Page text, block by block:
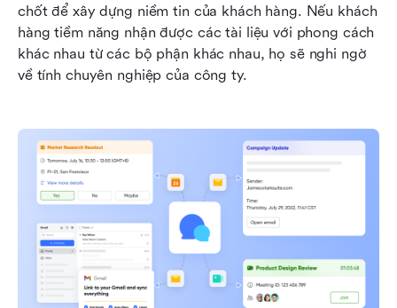
chốt để xây dựng niềm tin của khách hàng. Nếu khách
hàng tiềm năng nhận được các tài liệu với phong cách
khác nhau từ các bộ phận khác nhau, họ sẽ nghi ngờ
về tính chuyên nghiệp của công ty.